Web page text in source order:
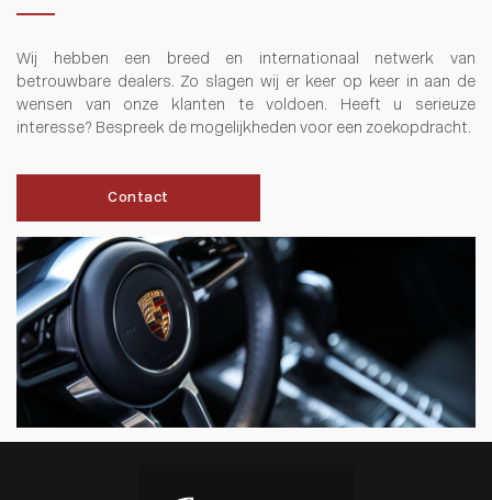
Wij hebben een breed en internationaal netwerk van
betrouwbare dealers. Zo slagen wij er keer op keer in aan de
wensen van onze klanten te voldoen. Heeft u serieuze
interesse? Bespreek de mogelijkheden voor een zoekopdracht.
Contact